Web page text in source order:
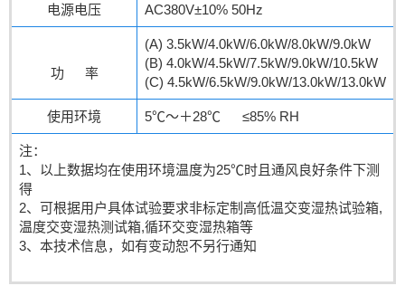
电源电压 AC380V±10% 50Hz
功 率
(A) 3.5kW/4.0kW/6.0kW/8.0kW/9.0kW
(B) 4.0kW/4.5kW/7.5kW/9.0kW/10.5kW
(C) 4.5kW/6.5kW/9.0kW/13.0kW/13.0kW
使用环境 5℃～＋28℃ ≤85% RH
注：
1、以上数据均在使用环境温度为25℃时且通风良好条件下测
得
2、可根据用户具体试验要求非标定制高低温交变湿热试验箱,
温度交变湿热测试箱,循环交变湿热箱等
3、本技术信息，如有变动恕不另行通知